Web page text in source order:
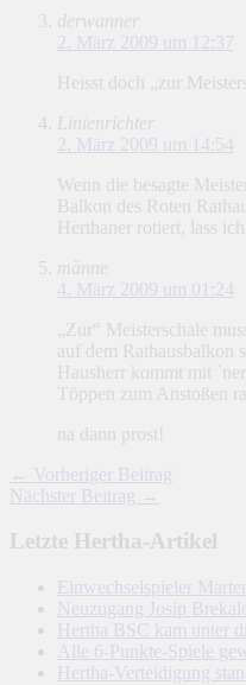
derwanner
2. März 2009 um 12:37
Heisst doch „zur
Linienrichter
2. März 2009 um 14:54
Wenn die besagte
Balkon des Roten
Herthaner rotiert, lass
männe
4. März 2009 um 01:24
„Zur“ Meisterschale
auf dem Rathausbalkon
Hausherr kommt mit
Töppen zum Anstoßen
na dann prost!
← Vorheriger Beitrag
Nächster Beitrag →
Letzte Hertha-Artikel
Einwechselspieler
Neuzugang Josip
Hertha BSC kam unter
Alle 6-Punkte-Spiele
Hertha-Verteidigung